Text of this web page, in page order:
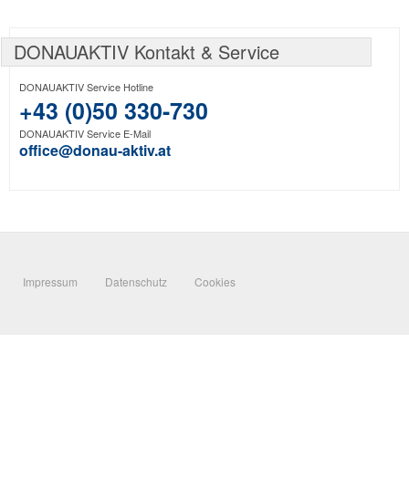
DONAUAKTIV Kontakt & Service
DONAUAKTIV Service Hotline
+43 (0)50 330-730
DONAUAKTIV Service E-Mail
office@donau-aktiv.at
Impressum Datenschutz Cookies